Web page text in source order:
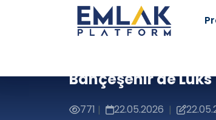
Bahçeşehir'de
771 | 22.05.2026 |